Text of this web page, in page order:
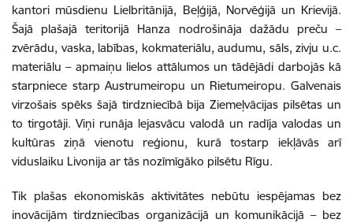
kantori mūsdienu Lielbritānijā, Beļģijā, Norvēģijā un Krievijā.
Šajā plašajā teritorijā Hanza nodrošināja dažādu preču –
zvērādu, vaska, labības, kokmateriālu, audumu, sāls, zivju u.c.
materiālu – apmaiņu lielos attālumos un tādējādi darbojās kā
starpniece starp Austrumeiropu un Rietumeiropu. Galvenais
virzošais spēks šajā tirdzniecībā bija Ziemeļvācijas pilsētas un
to tirgotāji. Viņi runāja lejasvācu valodā un radīja valodas un
kultūras ziņā vienotu reģionu, kurā tostarp iekļāvās arī
viduslaiku Livonija ar tās nozīmīgāko pilsētu Rīgu.
Tik plašas ekonomiskās aktivitātes nebūtu iespējamas bez
inovācijām tirdzniecības organizācijā un komunikācijā – bez